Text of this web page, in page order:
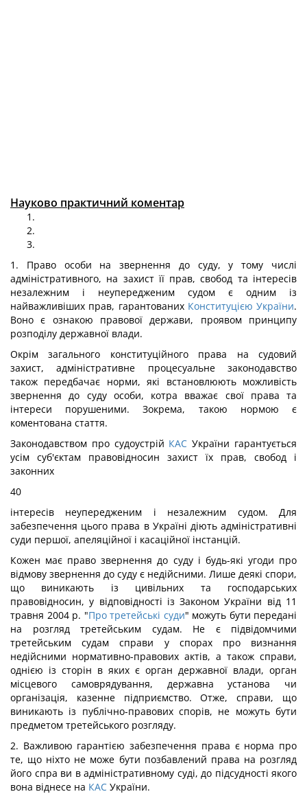
Науково практичний коментар
1. Право особи на звернення до суду, у тому числі
адміністративного, на захист її прав, свобод та інтересів
незалежним і неупередженим судом є одним із
найважливіших прав, гарантованих Конституцією України.
Воно є ознакою правової держави, проявом принципу
розподілу державної влади.
Окрім загального конституційного права на судовий
захист, адміністративне процесуальне законодавство
також передбачає норми, які встановлюють можливість
звернення до суду особи, котра вважає свої права та
інтереси порушеними. Зокрема, такою нормою є
коментована стаття.
Законодавством про судоустрій КАС України гарантується
усім суб'єктам правовідносин захист їх прав, свобод і
законних
40
інтересів неупередженим і незалежним судом. Для
забезпечення цього права в Україні діють адміністративні
суди першої, апеляційної і касаційної інстанцій.
Кожен має право звернення до суду і будь-які угоди про
відмову звернення до суду є недійсними. Лише деякі спори,
що виникають із цивільних та господарських
правовідносин, у відповідності із Законом України від 11
травня 2004 р. "Про третейські суди" можуть бути передані
на розгляд третейським судам. Не є підвідомчими
третейським судам справи у спорах про визнання
недійсними нормативно-правових актів, а також справи,
однією із сторін в яких є орган державної влади, орган
місцевого самоврядування, державна установа чи
організація, казенне підприємство. Отже, справи, що
виникають із публічно-правових спорів, не можуть бути
предметом третейського розгляду.
2. Важливою гарантією забезпечення права є норма про
те, що ніхто не може бути позбавлений права на розгляд
його спра ви в адміністративному суді, до підсудності якого
вона віднесе на КАС України.